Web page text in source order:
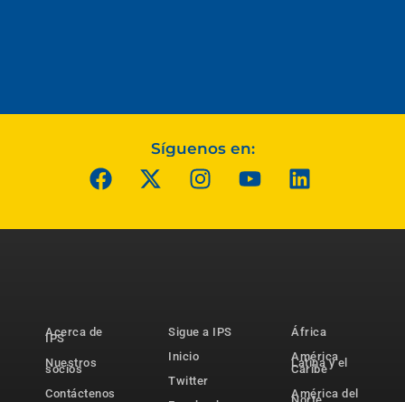
Síguenos en:
Acerca de
IPS
Nuestros
socios
Contáctenos
Sigue a IPS
Inicio
Twitter
África
América
Latina y el
Caribe
América del
Norte